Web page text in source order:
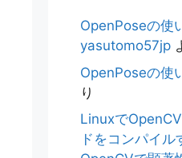
OpenPoseの使
yasutomo57jp
OpenPoseの使
り
Linuxで
ドをコンパイル